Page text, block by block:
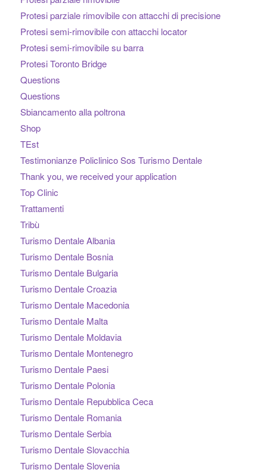
Protesi parziale rimovibile con attacchi di precisione
Protesi semi-rimovibile con attacchi locator
Protesi semi-rimovibile su barra
Protesi Toronto Bridge
Questions
Questions
Sbiancamento alla poltrona
Shop
TEst
Testimonianze Policlinico Sos Turismo Dentale
Thank you, we received your application
Top Clinic
Trattamenti
Tribù
Turismo Dentale Albania
Turismo Dentale Bosnia
Turismo Dentale Bulgaria
Turismo Dentale Croazia
Turismo Dentale Macedonia
Turismo Dentale Malta
Turismo Dentale Moldavia
Turismo Dentale Montenegro
Turismo Dentale Paesi
Turismo Dentale Polonia
Turismo Dentale Repubblica Ceca
Turismo Dentale Romania
Turismo Dentale Serbia
Turismo Dentale Slovacchia
Turismo Dentale Slovenia